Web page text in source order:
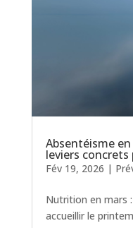
Absentéisme
leviers
Fév 19, 2026 |
Nutrition en mars
accueillir